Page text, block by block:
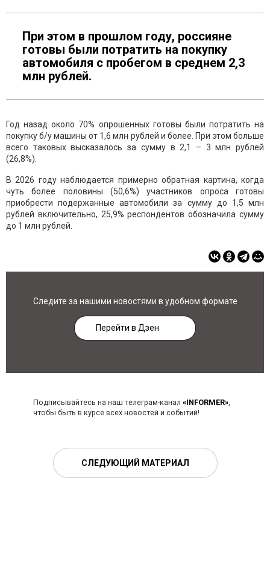
При этом в прошлом году, россияне
готовы были потратить на покупку
автомобиля с пробегом в среднем 2,3
млн рублей.
Год назад около 70% опрошенных готовы были потратить на
покупку б/у машины от 1,6 млн рублей и более. При этом больше
всего таковых высказалось за сумму в 2,1 – 3 млн рублей
(26,8%).
В 2026 году наблюдается примерно обратная картина, когда
чуть более половины (50,6%) участников опроса готовы
приобрести подержанные автомобили за сумму до 1,5 млн
рублей включительно, 25,9% респондентов обозначила сумму
до 1 млн рублей.
Следите за нашими новостями в удобном формате
Перейти в Дзен
Подписывайтесь на наш телеграм-канал «INFORMER»,
чтобы быть в курсе всех новостей и событий!
СЛЕДУЮЩИЙ МАТЕРИАЛ